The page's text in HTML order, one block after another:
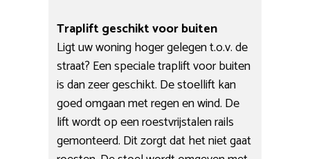
Traplift geschikt voor buiten
Ligt uw woning hoger gelegen t.o.v. de
straat? Een speciale traplift voor buiten
is dan zeer geschikt. De stoellift kan
goed omgaan met regen en wind. De
lift wordt op een roestvrijstalen rails
gemonteerd. Dit zorgt dat het niet gaat